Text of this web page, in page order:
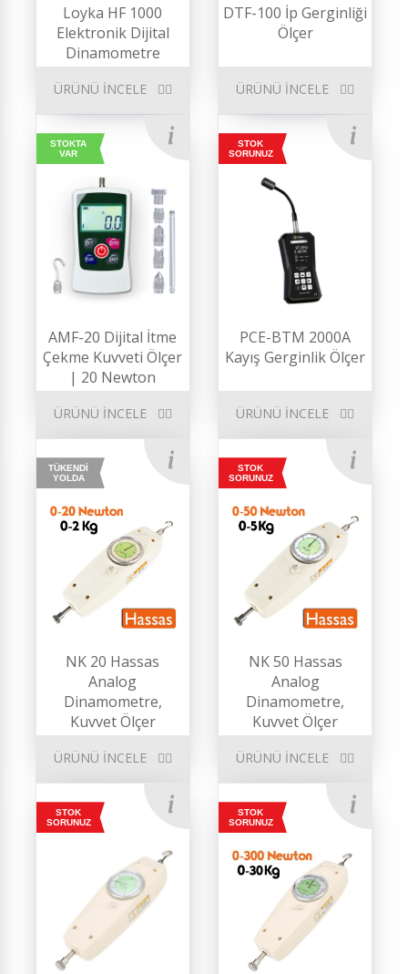
STOKTA
VAR
AMF-20 Dijital İtme
Çekme Kuvveti Ölçer
| 20 Newton
ÜRÜNÜ İNCELE
STOK
SORUNUZ
PCE-BTM 2000A
Kayış Gerginlik Ölçer
ÜRÜNÜ İNCELE
TÜKENDİ
YOLDA
NK 20 Hassas
Analog
Dinamometre,
Kuvvet Ölçer
ÜRÜNÜ İNCELE
STOK
SORUNUZ
NK 50 Hassas
Analog
Dinamometre,
Kuvvet Ölçer
ÜRÜNÜ İNCELE
STOK
SORUNUZ
STOK
SORUNUZ
Loyka HF 1000
Elektronik Dijital
Dinamometre
ÜRÜNÜ İNCELE
DTF-100 İp Gerginliği
Ölçer
ÜRÜNÜ İNCELE